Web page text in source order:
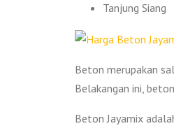
Tanjung Siang
Beton merupakan
Belakangan ini,
Beton Jayamix